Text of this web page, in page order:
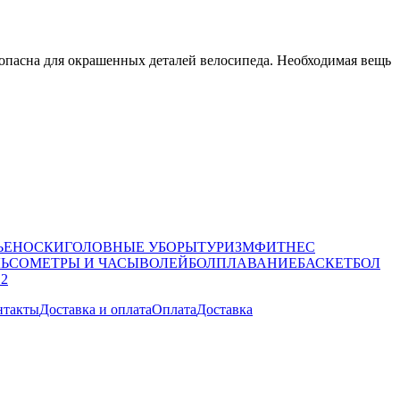
для окрашенных деталей велосипеда. Необходимая вещь
НОСКИГОЛОВНЫЕ УБОРЫТУРИЗМФИТНЕС
И ЧАСЫВОЛЕЙБОЛПЛАВАНИЕБАСКЕТБОЛ
Доставка и оплатаОплатаДоставка